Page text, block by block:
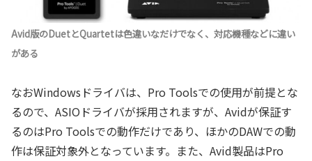
Avid版のDuetとQuartetは色違いなだけでなく、対応機種などに違い
がある
なおWindowsドライバは、Pro Toolsでの使用が前提とな
るので、ASIOドライバが採用されますが、Avidが保証す
るのはPro Toolsでの動作だけであり、ほかのDAWでの動
作は保証対象外となっています。また、Avid製品はPro